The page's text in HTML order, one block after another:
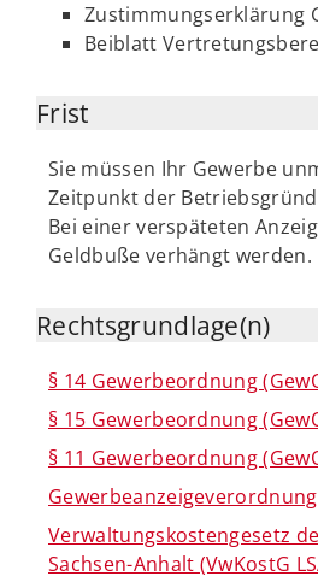
Zustimmungserklärung
Beiblatt
Frist
Sie müssen Ihr Gewerbe
Zeitpunkt der
Bei einer verspäteten
Geldbuße verhängt werden.
Rechtsgrundlage(n)
§ 14 Gewerbeordnung
§ 15 Gewerbeordnung
§ 11 Gewerbeordnung
Gewerbeanzeigeverordnung
Verwaltungskostengesetz
Sachsen-Anhalt (VwKostG